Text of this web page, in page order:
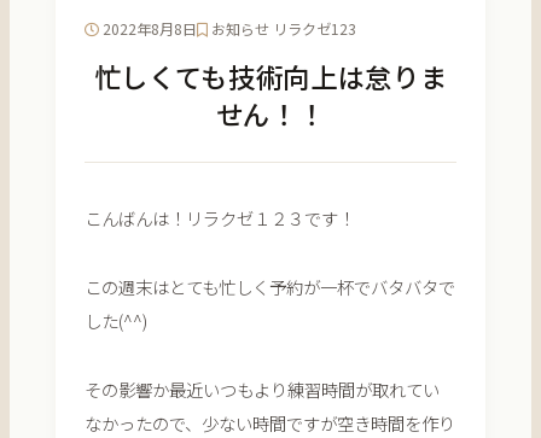
2022年8月8日 お知らせ リラクゼ123
忙しくても技術向上は怠りま
せん！！
こんばんは！リラクゼ１２３です！
この週末はとても忙しく予約が一杯でバタバタで
した(^^)
その影響か最近いつもより練習時間が取れてい
なかったので、少ない時間ですが空き時間を作り